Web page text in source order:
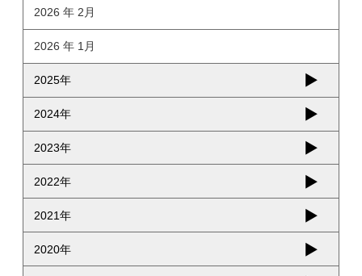
2026 年 2月
2026 年 1月
2025年
2024年
2023年
2022年
2021年
2020年